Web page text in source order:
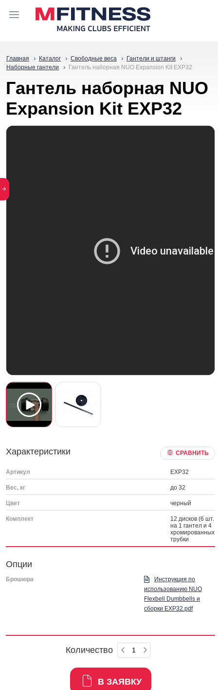
Главная Каталог Свободные веса
Гантели и штанги
Наборные гантели
Гантель наборная NUO Expansion Kit EXP32
Гантель наборная NUO
Expansion Kit EXP32
Характеристики СРАВНИТЬ
Артикул EXP32
Вес, кг до 32
Цвет черный
Комплект
12 дисков (6 шт.
на 1 гантел и 4
хромированных
трубки
Опции
Брошюра
Инструкция по
использованию NUO
Flexbell Dumbbells и
сборки EXP32.pdf
Количество
В ЗАЯВКУ